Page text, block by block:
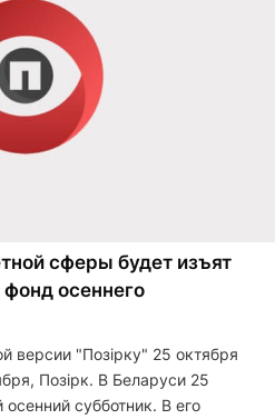
сферы будет изъят
фонд осеннего
версии "Позірку" 25 октября
Позірк. В Беларуси 25
субботник. В его